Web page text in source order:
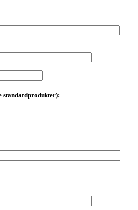
standardprodukter):